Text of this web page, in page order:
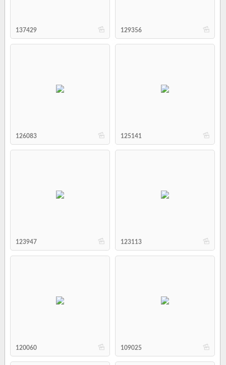
b
137429 b
129356
b
126083 b
125141
b
123947 b
123113
b
120060 b
109025